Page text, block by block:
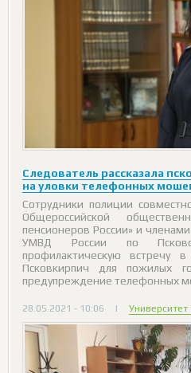
Следователь рассказала
на уловки телефонных
Сотрудники полиции
Общероссийской
пенсионеров России» и
УМВД России по
профилактическую встречу
Псковкирпич для пожилых
предупреждение телефонных
28.05.2021 - 10:06 | Университет